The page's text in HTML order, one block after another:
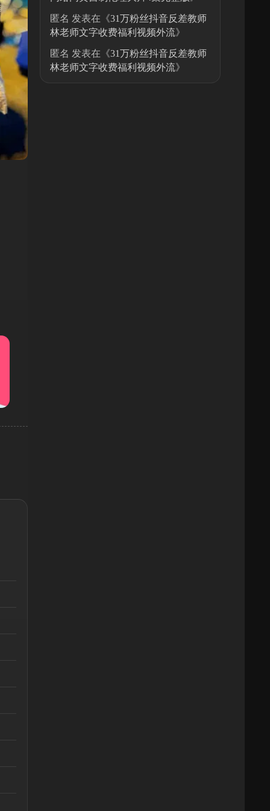
匿名 发表在《31万粉丝抖音反差教师
林老师文字收费福利视频外流》
匿名 发表在《31万粉丝抖音反差教师
林老师文字收费福利视频外流》